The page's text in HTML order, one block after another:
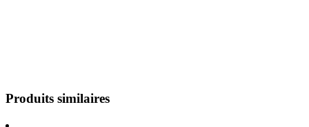
Produits similaires